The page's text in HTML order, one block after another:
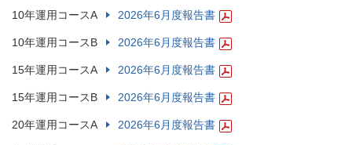
10年運用コースA 2026年6月度報告書
10年運用コースB 2026年6月度報告書
15年運用コースA 2026年6月度報告書
15年運用コースB 2026年6月度報告書
20年運用コースA 2026年6月度報告書